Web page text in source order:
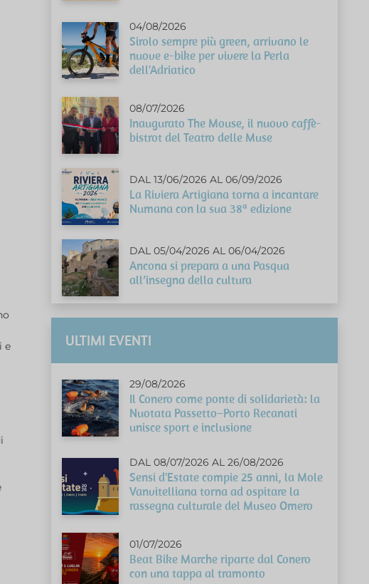
e
04/08/2026
Sirolo sempre più green, arrivano le
nuove e-bike per vivere la Perla
dell'Adriatico
08/07/2026
Inaugurato The Mouse, il nuovo caffè-
bistrot del Teatro delle Muse
DAL 13/06/2026 AL 06/09/2026
La Riviera Artigiana torna a incantare
Numana con la sua 38ª edizione
DAL 05/04/2026 AL 06/04/2026
Ancona si prepara a una Pasqua
all’insegna della cultura
ULTIMI EVENTI
29/08/2026
Il Conero come ponte di solidarietà: la
Nuotata Passetto–Porto Recanati
unisce sport e inclusione
DAL 08/07/2026 AL 26/08/2026
Sensi d'Estate compie 25 anni, la Mole
Vanvitelliana torna ad ospitare la
rassegna culturale del Museo Omero
01/07/2026
Beat Bike Marche riparte dal Conero
con una tappa al tramonto